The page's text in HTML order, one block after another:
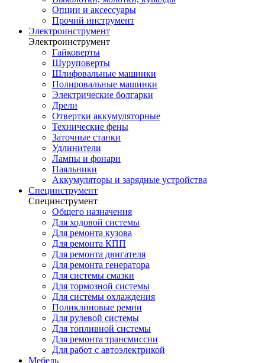
Опции и аксессуары
Прочий инструмент
Электроинструмент
Электроинструмент
Гайковерты
Шуруповерты
Шлифовальные машинки
Полировальные машинки
Электрические болгарки
Дрели
Отвертки аккумуляторные
Технические фены
Заточные станки
Удлинители
Лампы и фонари
Паяльники
Аккумуляторы и зарядные устройства
Специнструмент
Специнструмент
Общего назначения
Для ходовой системы
Для ремонта кузова
Для ремонта КПП
Для ремонта двигателя
Для ремонта генератора
Для системы смазки
Для тормозной системы
Для системы охлаждения
Поликлиновые ремни
Для рулевой системы
Для топливной системы
Для ремонта трансмиссии
Для работ с автоэлектрикой
Мебель